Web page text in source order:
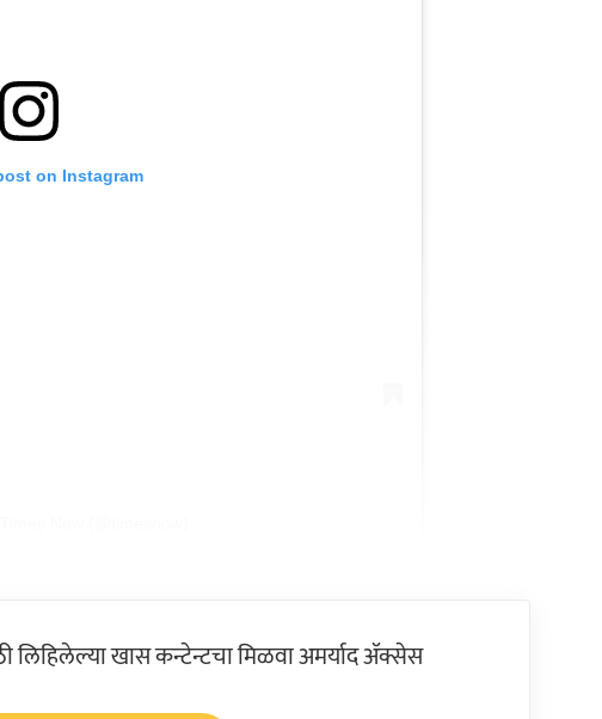
on Instagram
खास कन्टेन्टचा मिळवा अमर्याद ॲक्सेस